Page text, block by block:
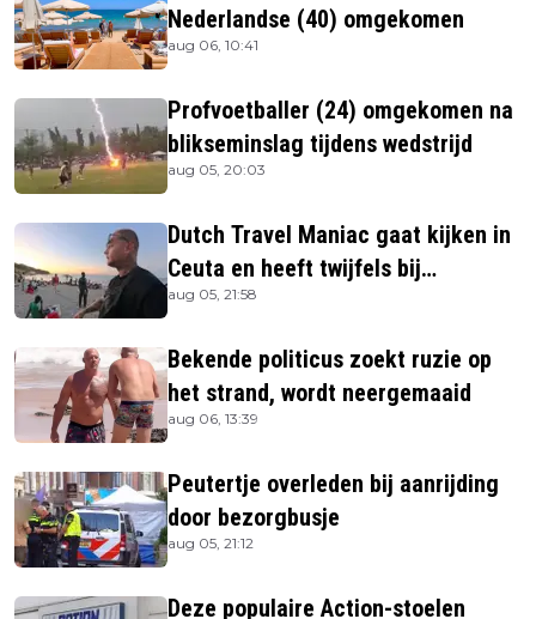
Nederlandse (40) omgekomen
aug 06, 10:41
Profvoetballer (24) omgekomen na
blikseminslag tijdens wedstrijd
aug 05, 20:03
Dutch Travel Maniac gaat kijken in
Ceuta en heeft twijfels bij
berichtgeving media
aug 05, 21:58
Bekende politicus zoekt ruzie op
het strand, wordt neergemaaid
aug 06, 13:39
Peutertje overleden bij aanrijding
door bezorgbusje
aug 05, 21:12
Deze populaire Action-stoelen